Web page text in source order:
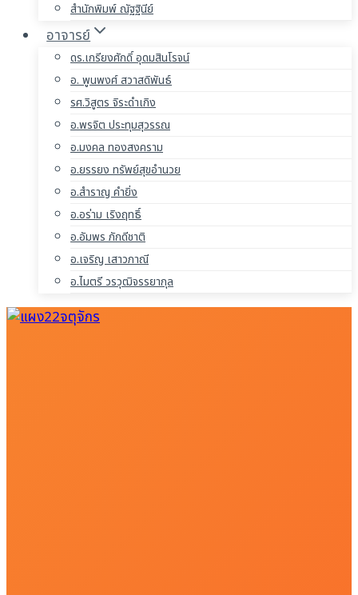
สำนักพิมพ์ ณัฐฐินีย์
อาจารย์
ดร.เกรียงศักดิ์ อุดมสินโรจน์
อ. พูนพงศ์ สวาสดิพันธ์
รศ.วิสูตร จิระดำเกิง
อ.พรจิต ประทุมสุวรรณ
อ.มงคล ทองสงคราม
อ.ยรรยง ทรัพย์สุขอำนวย
อ.สำราญ คำยิ่ง
อ.อร่าม เริงฤทธิ์
อ.อัมพร ภักดีชาติ
อ.เจริญ เสาวภาณี
อ.ไมตรี วรวุฒิจรรยากุล